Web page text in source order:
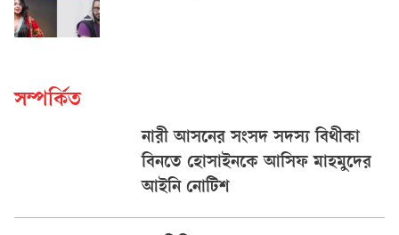
সম্পর্কিত
নারী আসনের সংসদ সদস্য বিথীকা
বিনতে হোসাইনকে আসিফ মাহমুদের
আইনি নোটিশ